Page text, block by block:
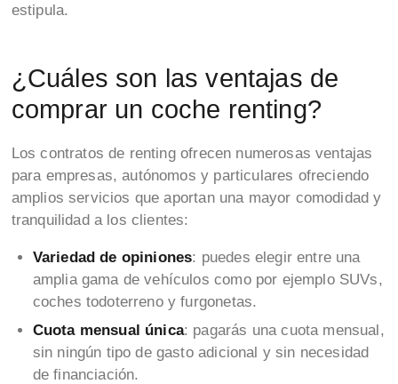
estipula.
¿Cuáles son las ventajas de
comprar un coche renting?
Los contratos de renting ofrecen numerosas ventajas
para empresas, autónomos y particulares ofreciendo
amplios servicios que aportan una mayor comodidad y
tranquilidad a los clientes:
Variedad de opiniones: puedes elegir entre una
amplia gama de vehículos como por ejemplo SUVs,
coches todoterreno y furgonetas.
Cuota mensual única: pagarás una cuota mensual,
sin ningún tipo de gasto adicional y sin necesidad
de financiación.